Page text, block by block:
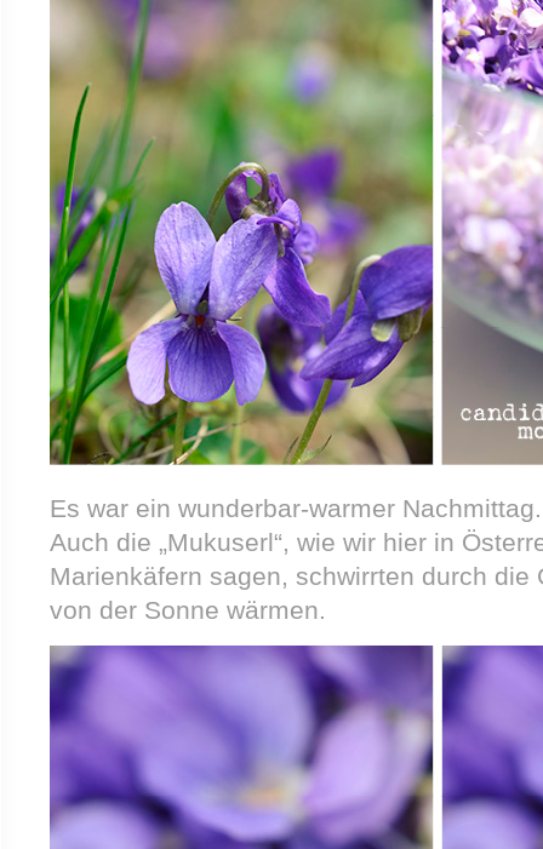
Es war ein wunderbar-warmer
Auch die „Mukuserl“, wie wir hier in
Marienkäfern sagen, schwirrten durch die
von der Sonne wärmen.